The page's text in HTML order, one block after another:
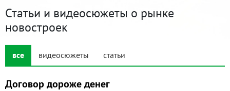
Статьи и видеосюжеты о рынке
новостроек
все видеосюжеты статьи
Договор дороже денег